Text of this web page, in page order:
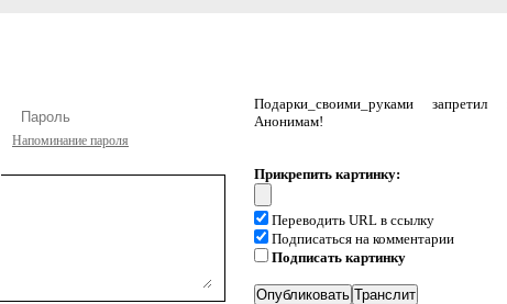
Напоминание пароля
Подарки_своими_руками
Анонимам!
Прикрепить картинку:
Переводить URL в ссылку
Подписаться на комментарии
Подписать картинку